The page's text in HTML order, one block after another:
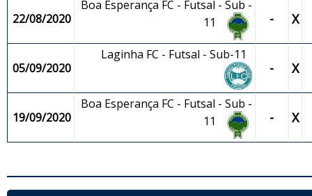
22/08/2020
Boa Esperança FC - Futsal - Sub -
11
- X
05/09/2020
Laginha FC - Futsal - Sub-11
- X
19/09/2020
Boa Esperança FC - Futsal - Sub -
11
- X